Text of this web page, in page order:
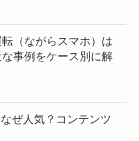
（ながらスマホ）は
事例をケース別に解
ぜ人気？コンテンツ